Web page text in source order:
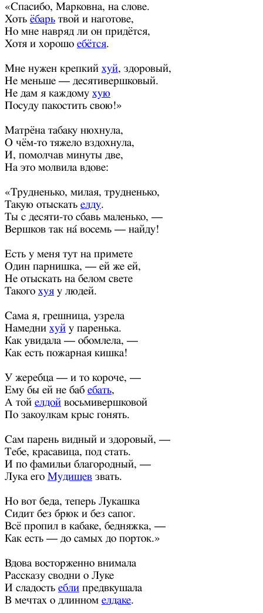
«Спасибо, Марковна, на слове.
Хоть ёбарь твой и наготове,
Но мне навряд ли он придётся,
Хотя и хорошо ебётся.
Мне нужен крепкий хуй, здоровый,
Не меньше — десятивершковый.
Не дам я каждому хую
Посуду пакостить свою!»
Матрёна табаку нюхнула,
О чём-то тяжело вздохнула,
И, помолчав минуты две,
На это молвила вдове:
«Трудненько, милая, трудненько,
Такую отыскать елду.
Ты с десяти-то сбавь маленько, —
Вершков так на́ восемь — найду!
Есть у меня тут на примете
Один парнишка, — ей же ей,
Не отыскать на белом свете
Такого хуя у людей.
Сама я, грешница, узрела
Намедни хуй у паренька.
Как увидала — обомлела, —
Как есть пожарная кишка!
У жеребца — и то короче, —
Ему бы ей не баб ебать,
А той елдой восьмивершковой
По закоулкам крыс гонять.
Сам парень видный и здоровый, —
Тебе, красавица, под стать.
И по фамильи благородный, —
Лука его Мудищев звать.
Но вот беда, теперь Лукашка
Сидит без брюк и без сапог.
Всё пропил в кабаке, бедняжка, —
Как есть — до самых до порток.»
Вдова восторженно внимала
Рассказу сводни о Луке
И сладость ебли предвкушала
В мечтах о длинном елдаке.